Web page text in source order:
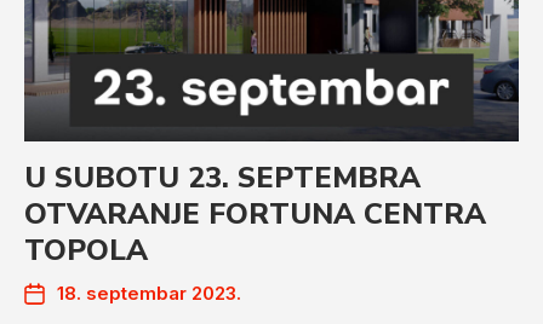
U SUBOTU 23. SEPTEMBRA
OTVARANJE FORTUNA CENTRA
TOPOLA
18. septembar 2023.